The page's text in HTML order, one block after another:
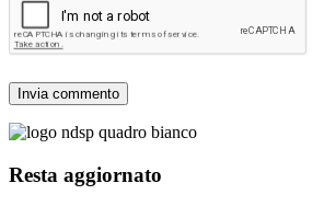
Resta aggiornato